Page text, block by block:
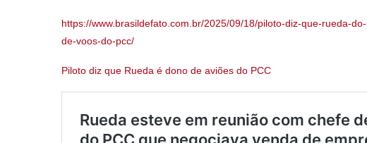
https://www.brasildefato.com.br/2025/09/18/piloto-diz-que-rueda-
de-voos-do-pcc/
Piloto diz que Rueda é dono de aviões do PCC